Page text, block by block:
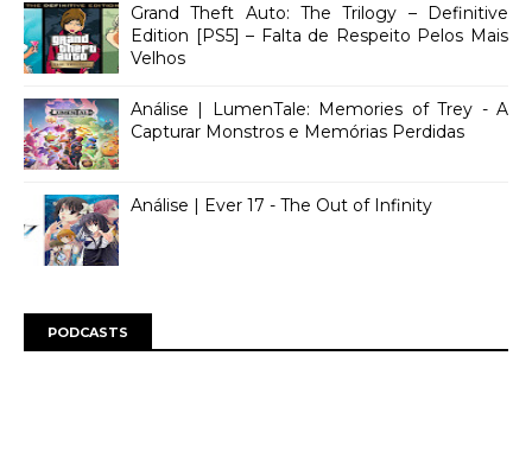
Grand Theft Auto: The Trilogy – Definitive
Edition [PS5] – Falta de Respeito Pelos Mais
Velhos
Análise | LumenTale: Memories of Trey - A
Capturar Monstros e Memórias Perdidas
Análise | Ever 17 - The Out of Infinity
PODCASTS